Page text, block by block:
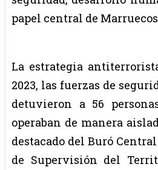
papel central de
La estrategia
2023, las fuerzas de
detuvieron a 56
operaban de manera
destacado del Buró
de Supervisión del